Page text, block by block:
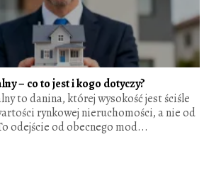
– co to jest i kogo dotyczy?
to danina, której wysokość jest ściśle
rynkowej nieruchomości, a nie od
odejście od obecnego mod...